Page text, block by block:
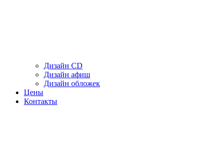
Дизайн CD
Дизайн афиш
Дизайн обложек
Цены
Контакты